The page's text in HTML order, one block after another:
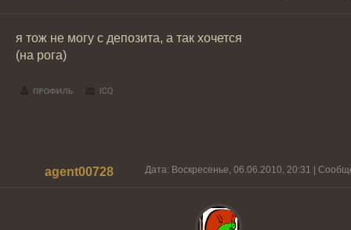
я тож не могу с депозита, а так хочется
(на рога)
agent00728 Дата: Воскресенье, 06.06.2010, 20:31 |